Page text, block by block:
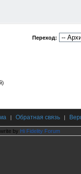
Переход:
| Обратная связь |
by Hi Fidelity Forum